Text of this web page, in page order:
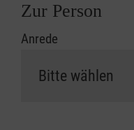
Zur Person
Anrede